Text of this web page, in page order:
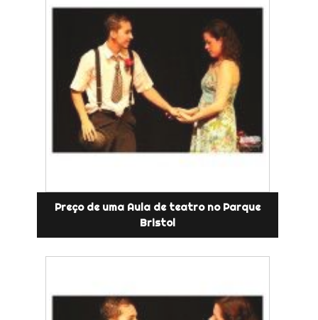
Preço de uma Aula de teatro no Parque
Bristol